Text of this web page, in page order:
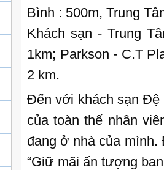
Bình : 500m, Trung
Khách sạn - Trung
1km; Parkson - C.T
2 km.
Đến với khách sạn Đệ
của toàn thế nhân
đang ở nhà của
“Giữ mãi ấn tượng